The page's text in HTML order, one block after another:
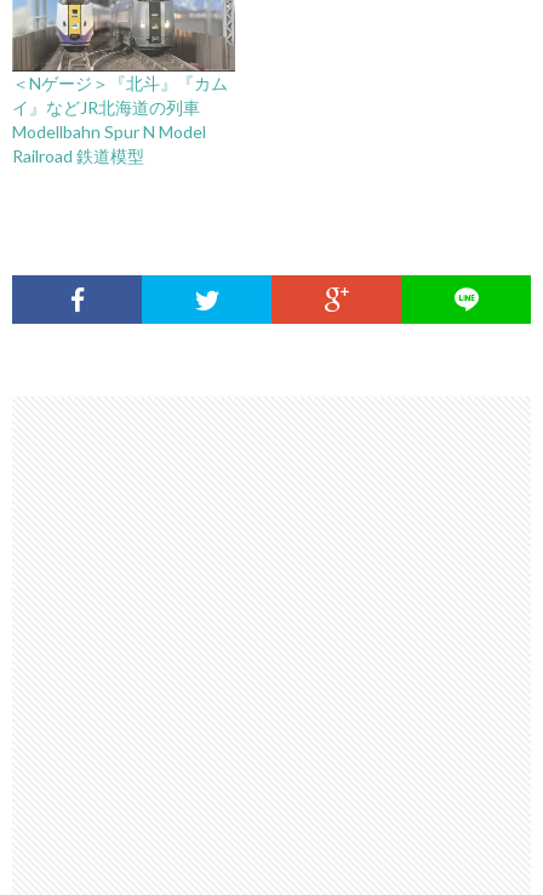
＜Nゲージ＞『北斗』『カム
イ』などJR北海道の列車
Modellbahn Spur N Model
Railroad 鉄道模型